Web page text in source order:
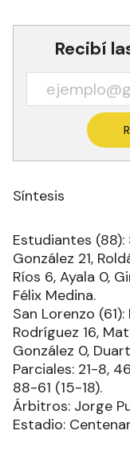
Recibí
Síntesis
Estudiantes (88):
González 21,
Ríos 6, Ayala 0,
Félix Medina.
San Lorenzo
Rodríguez 16,
González 0,
Parciales: 21-8,
88-61 (15-18).
Árbitros: Jorge
Estadio: